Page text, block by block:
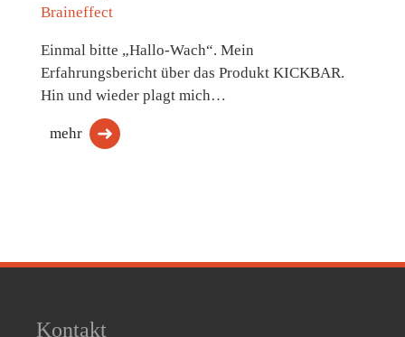
Braineffect
Einmal bitte „Hallo-Wach“. Mein
Erfahrungsbericht über das Produkt KICKBAR.
Hin und wieder plagt mich…
mehr
Kontakt